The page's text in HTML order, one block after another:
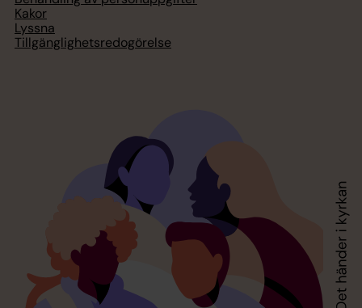
Kakor
Lyssna
Tillgänglighetsredogörelse